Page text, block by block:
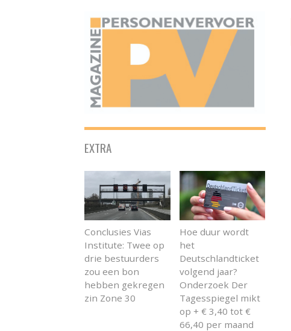
EXTRA
Conclusies Vias
Institute: Twee op
drie bestuurders
zou een bon
hebben gekregen
zin Zone 30
Hoe duur wordt
het
Deutschlandticket
volgend jaar?
Onderzoek Der
Tagesspiegel mikt
op + € 3,40 tot €
66,40 per maand